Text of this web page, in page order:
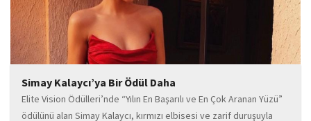
Simay Kalaycı’ya Bir Ödül Daha
Elite Vision Ödülleri’nde “Yılın En Başarılı ve En Çok Aranan Yüzü”
ödülünü alan Simay Kalaycı, kırmızı elbisesi ve zarif duruşuyla